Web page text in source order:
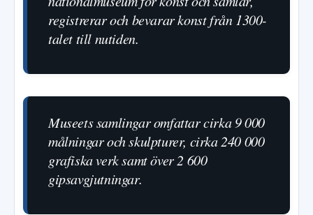
registrerar och bevarar konst från 1300-
talet till nutiden.
Museets samlingar omfattar cirka 9 000
målningar och skulpturer, cirka 240 000
grafiska verk samt över 2 600
gipsavgjutningar.